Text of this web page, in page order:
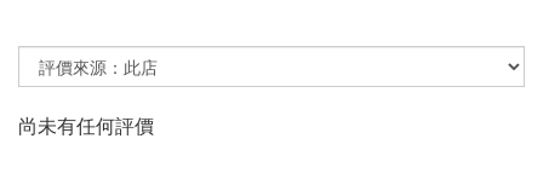
尚未有任何評價